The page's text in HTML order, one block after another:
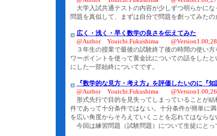
大学入試共通テストの内容が少しずつ明らかに
問題を真似して、まずは自分で問題を創ってみた
広く・浅く・早く数学の良さを伝えてみた
@Author Youichi.Fukushima
３年生の授業で最後の試験終了後の時間の使い
ワーポイントを使って黄金比についての話をした
にした一部始終についてです。
『数学的な見方・考え方』を評価したいのに『
@Author Youichi.Fukushima
形式先行で目的を見失ってしまっていることが
件であって十分条件ではな い。十分条件が簡単に
を広い角度からそろえていくことを忘れてはなら
今回は練習問題（試験問題）について生徒にと